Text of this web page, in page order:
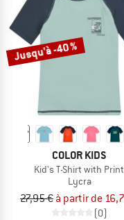
Jusqu'à -40 %
COLOR KIDS
Kid's T-Shirt with Print
Lycra
27,95 € à partir de
(0)